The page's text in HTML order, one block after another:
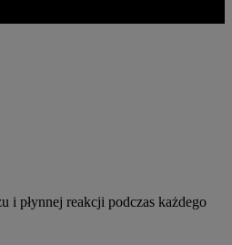
i płynnej reakcji podczas każdego